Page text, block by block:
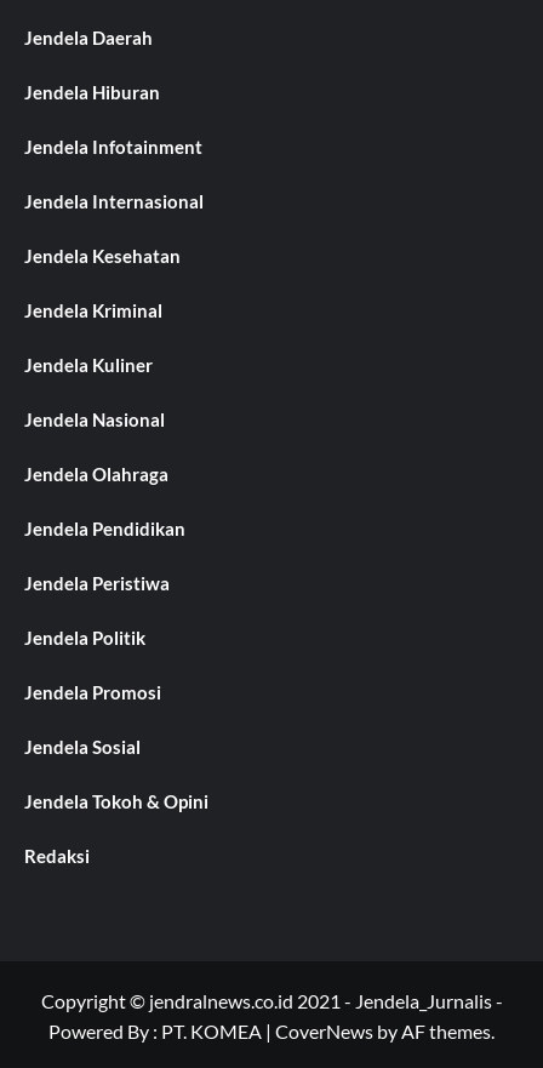
Jendela Daerah
Jendela Hiburan
Jendela Infotainment
Jendela Internasional
Jendela Kesehatan
Jendela Kriminal
Jendela Kuliner
Jendela Nasional
Jendela Olahraga
Jendela Pendidikan
Jendela Peristiwa
Jendela Politik
Jendela Promosi
Jendela Sosial
Jendela Tokoh & Opini
Redaksi
Copyright © jendralnews.co.id 2021 - Jendela_Jurnalis -
Powered By : PT. KOMEA | CoverNews by AF themes.